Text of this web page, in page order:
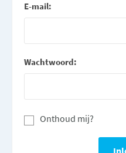
E-mail:
Wachtwoord:
Onthoud mij?